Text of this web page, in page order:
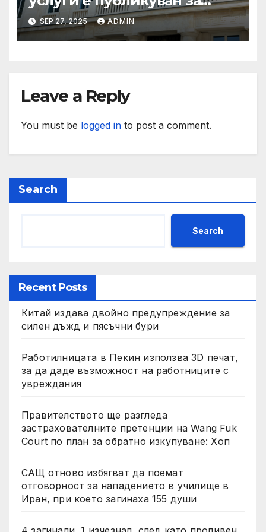
обществено обсъждане
SEP 27, 2025 ADMIN
Leave a Reply
You must be logged in to post a comment.
Search
Search
Recent Posts
Китай издава двойно предупреждение за
силен дъжд и пясъчни бури
Работилницата в Пекин използва 3D печат,
за да даде възможност на работниците с
увреждания
Правителството ще разгледа
застрахователните претенции на Wang Fuk
Court по план за обратно изкупуване: Хоп
САЩ отново избягват да поемат
отговорност за нападението в училище в
Иран, при което загинаха 155 души